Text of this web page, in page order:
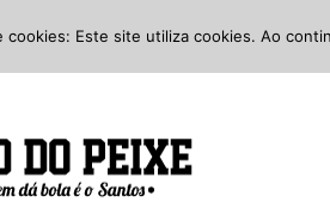
cookies: Este site utiliza cookies. Ao